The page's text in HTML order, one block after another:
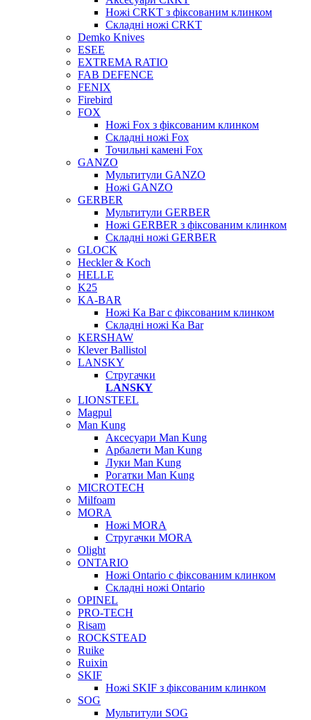
Ножі CRKT з фіксованим клинком
Складні ножі CRKT
Demko Knives
ESEE
EXTREMA RATIO
FAB DEFENCE
FENIX
Firebird
FOX
Ножі Fox з фіксованим клинком
Складні ножі Fox
Точильні камені Fox
GANZO
Мультитули GANZO
Ножі GANZO
GERBER
Мультитули GERBER
Ножі GERBER з фіксованим клинком
Складні ножі GERBER
GLOCK
Heckler & Koch
HELLE
K25
KA-BAR
Ножі Ka Bar c фіксованим клинком
Складні ножі Ka Bar
KERSHAW
Klever Ballistol
LANSKY
Стругачки
LANSKY
LIONSTEEL
Magpul
Man Kung
Аксесуари Man Kung
Арбалети Man Kung
Луки Man Kung
Рогатки Man Kung
MICROTECH
Milfoam
MORA
Ножі MORA
Стругачки MORA
Olight
ONTARIO
Ножі Ontario c фіксованим клинком
Складні ножі Ontario
OPINEL
PRO-TECH
Risam
ROCKSTEAD
Ruike
Ruixin
SKIF
Ножі SKIF з фіксованим клинком
SOG
Мультитули SOG